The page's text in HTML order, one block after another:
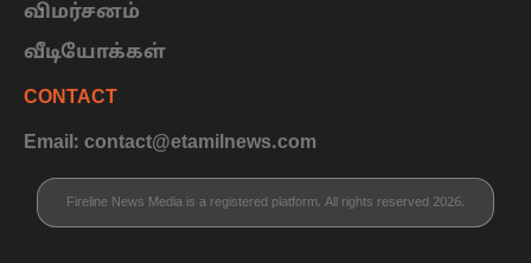
விமர்சனம்
வீடியோக்கள்
CONTACT
Email: contact@etamilnews.com
Fireline News Media is a registered platform. All rights reserved 2026.